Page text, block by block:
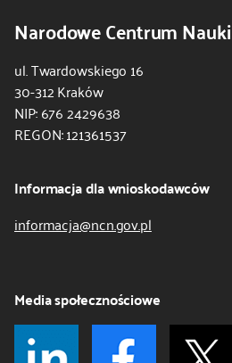
Narodowe Centrum Nauki
ul. Twardowskiego 16
30-312 Kraków
NIP: 676 2429638
REGON: 121361537
Informacja dla wnioskodawców
informacja@ncn.gov.pl
Media społecznościowe